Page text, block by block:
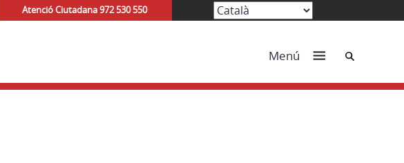
Atenció Ciutadana 972 530 550
Menú Cerca